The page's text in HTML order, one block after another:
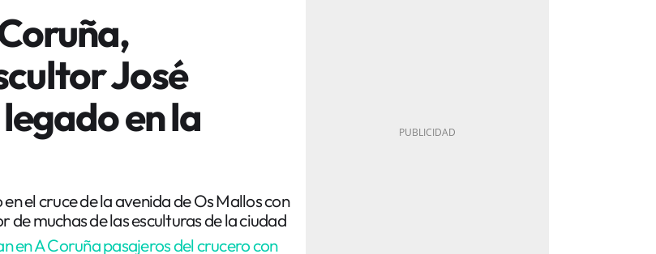
José
en la
el cruce de la avenida de Os Mallos con
de muchas de las esculturas de la ciudad
en A Coruña pasajeros del crucero con